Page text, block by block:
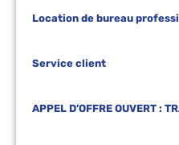
Location de bureau
Service client
APPEL D’OFFRE OUVERT :